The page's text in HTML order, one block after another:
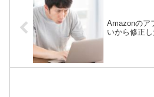
Amazonのア
いから修正し